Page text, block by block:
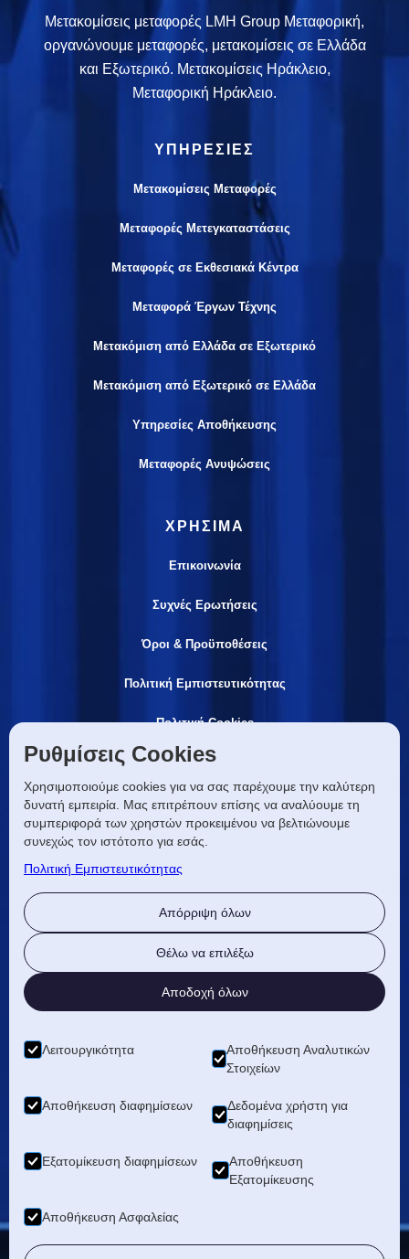
Ρυθμίσεις Cookies
Χρησιμοποιούμε cookies για να σας παρέχουμε την καλύτερη
δυνατή εμπειρία. Μας επιτρέπουν επίσης να αναλύουμε τη
συμπεριφορά των χρηστών προκειμένου να βελτιώνουμε
συνεχώς τον ιστότοπο για εσάς.
Πολιτική Εμπιστευτικότητας
Απόρριψη όλων
Θέλω να επιλέξω
Αποδοχή όλων
Λειτουργικότητα
Αποθήκευση Αναλυτικών
Στοιχείων
Αποθήκευση διαφημίσεων
Δεδομένα χρήστη για
διαφημίσεις
Εξατομίκευση διαφημίσεων
Αποθήκευση
Εξατομίκευσης
Αποθήκευση Ασφαλείας
Μετακομίσεις μεταφορές LMH Group Μεταφορική,
οργανώνουμε μεταφορές, μετακομίσεις σε Ελλάδα
και Εξωτερικό. Μετακομίσεις Ηράκλειο,
Μεταφορική Ηράκλειο.
ΥΠΗΡΕΣΙΕΣ
Μετακομίσεις Μεταφορές
Μεταφορές Μετεγκαταστάσεις
Μεταφορές σε Εκθεσιακά Κέντρα
Μεταφορά Έργων Τέχνης
Μετακόμιση από Ελλάδα σε Εξωτερικό
Μετακόμιση από Εξωτερικό σε Ελλάδα
Υπηρεσίες Αποθήκευσης
Μεταφορές Ανυψώσεις
ΧΡΗΣΙΜΑ
Επικοινωνία
Συχνές Ερωτήσεις
Όροι & Προϋποθέσεις
Πολιτική Εμπιστευτικότητας
Πολιτική Cookies
ΕΠΙΚΟΙΝΩΝIA
info@lmhgroup.gr
Αμμουδάρα, Ηράκλειο Κρήτης
+30 2810 233620
ΑΘΗΝΑ
+30 210 4815325
Copyright 2024–2026